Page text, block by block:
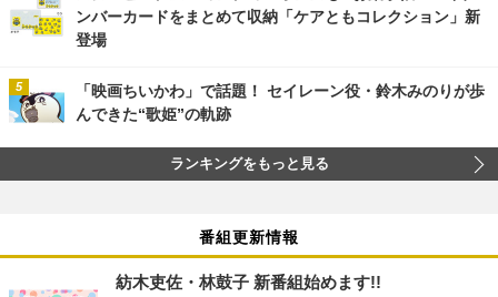
ンバーカードをまとめて収納「ケアともコレクション」新
登場
「映画ちいかわ」で話題！ セイレーン役・鈴木みのりが歩
んできた“歌姫”の軌跡
ランキングをもっと見る
番組更新情報
紡木吏佐・林鼓子 新番組始めます!!